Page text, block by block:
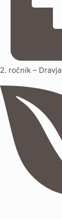
2. ročník –